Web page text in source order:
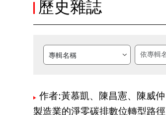
歷史雜誌
作者:黃慕凱、陳昌憲、陳威仲
製造業的淨零碳排數位轉型路徑